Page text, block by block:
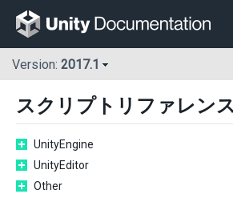
Version: 2017.1
スクリプトリファレンス
UnityEngine
UnityEditor
Other